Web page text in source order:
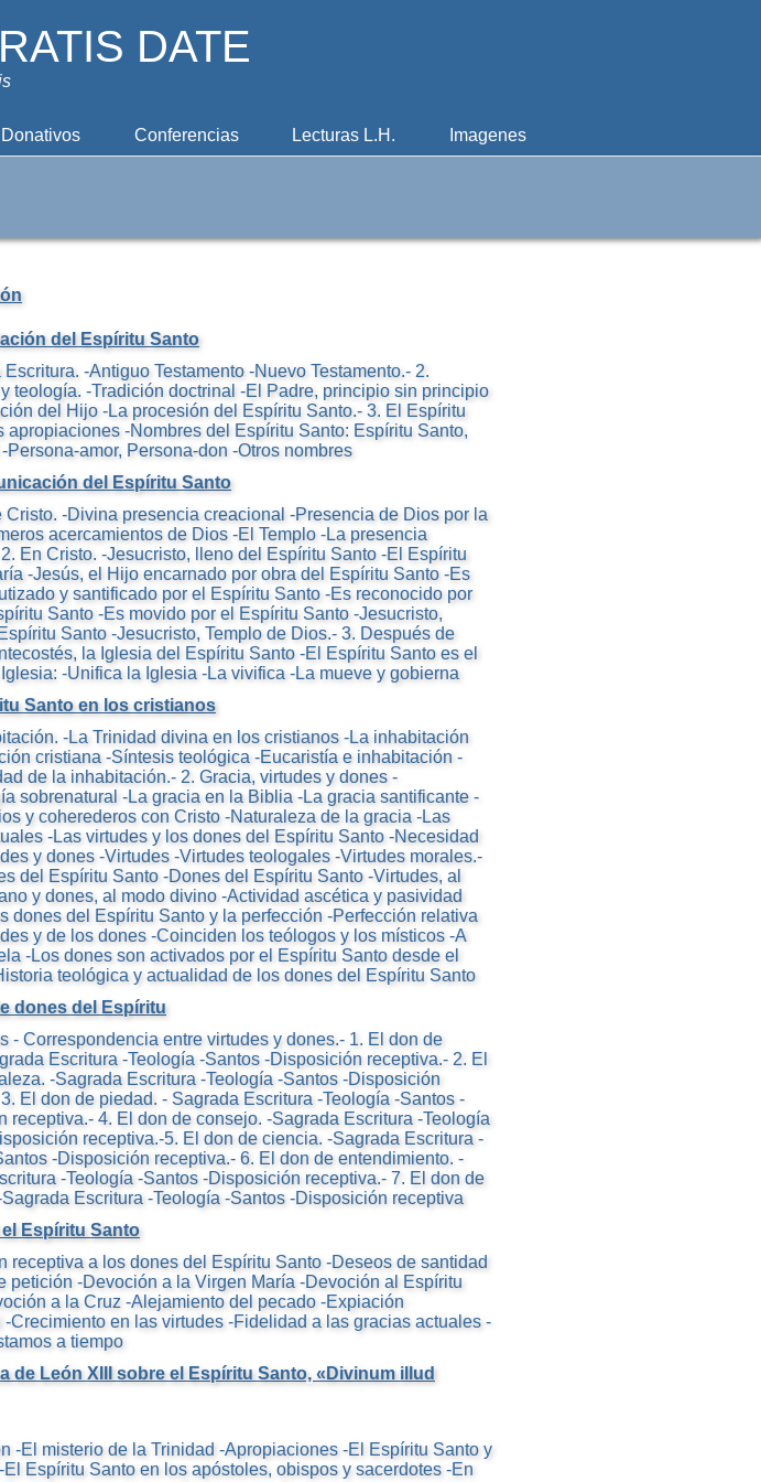
DATE
Donativos Conferencias Lecturas L.H. Imagenes
del Espíritu Santo
Escritura. -Antiguo Testamento -Nuevo Testamento.- 2.
teología. -Tradición doctrinal -El Padre, principio sin principio
del Hijo -La procesión del Espíritu Santo.- 3. El Espíritu
apropiaciones -Nombres del Espíritu Santo: Espíritu Santo,
Persona-amor, Persona-don -Otros nombres
del Espíritu Santo
Cristo. -Divina presencia creacional -Presencia de Dios por la
acercamientos de Dios -El Templo -La presencia
En Cristo. -Jesucristo, lleno del Espíritu Santo -El Espíritu
-Jesús, el Hijo encarnado por obra del Espíritu Santo -Es
y santificado por el Espíritu Santo -Es reconocido por
Santo -Es movido por el Espíritu Santo -Jesucristo,
Santo -Jesucristo, Templo de Dios.- 3. Después de
la Iglesia del Espíritu Santo -El Espíritu Santo es el
-Unifica la Iglesia -La vivifica -La mueve y gobierna
Santo en los cristianos
-La Trinidad divina en los cristianos -La inhabitación
cristiana -Síntesis teológica -Eucaristía e inhabitación -
de la inhabitación.- 2. Gracia, virtudes y dones -
sobrenatural -La gracia en la Biblia -La gracia santificante -
y coherederos con Cristo -Naturaleza de la gracia -Las
-Las virtudes y los dones del Espíritu Santo -Necesidad
y dones -Virtudes -Virtudes teologales -Virtudes morales.-
del Espíritu Santo -Dones del Espíritu Santo -Virtudes, al
y dones, al modo divino -Actividad ascética y pasividad
dones del Espíritu Santo y la perfección -Perfección relativa
y de los dones -Coinciden los teólogos y los místicos -A
-Los dones son activados por el Espíritu Santo desde el
teológica y actualidad de los dones del Espíritu Santo
dones del Espíritu
- Correspondencia entre virtudes y dones.- 1. El don de
Escritura -Teología -Santos -Disposición receptiva.- 2. El
-Sagrada Escritura -Teología -Santos -Disposición
El don de piedad. - Sagrada Escritura -Teología -Santos -
receptiva.- 4. El don de consejo. -Sagrada Escritura -Teología
receptiva.-5. El don de ciencia. -Sagrada Escritura -
-Disposición receptiva.- 6. El don de entendimiento. -
-Teología -Santos -Disposición receptiva.- 7. El don de
Escritura -Teología -Santos -Disposición receptiva
Espíritu Santo
receptiva a los dones del Espíritu Santo -Deseos de santidad
petición -Devoción a la Virgen María -Devoción al Espíritu
a la Cruz -Alejamiento del pecado -Expiación
-Crecimiento en las virtudes -Fidelidad a las gracias actuales -
a tiempo
de León XIII sobre el Espíritu Santo, «Divinum illud
-El misterio de la Trinidad -Apropiaciones -El Espíritu Santo y
Espíritu Santo en los apóstoles, obispos y sacerdotes -En